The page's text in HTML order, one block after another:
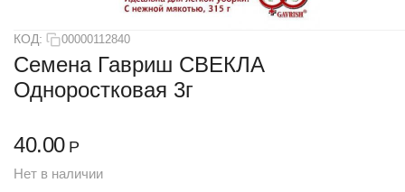
КОД: 00000112840
Семена Гавриш СВЕКЛА
Одноростковая 3г
40.00 Р
Нет в наличии